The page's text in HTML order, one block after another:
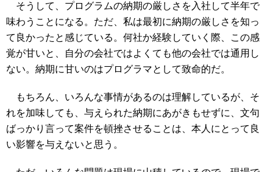
そうして、プログラムの納期の厳しさを入社して半年で
味わうことになる。ただ、私は最初に納期の厳しさを知っ
て良かったと感じている。何社か経験していく際、この感
覚が甘いと、自分の会社ではよくても他の会社では通用し
ない。納期に甘いのはプログラマとして致命的だ。
もちろん、いろんな事情があるのは理解しているが、そ
れを加味しても、与えられた納期にあがきもせずに、文句
ばっかり言って案件を頓挫させることは、本人にとって良
い影響を与えないと思う。